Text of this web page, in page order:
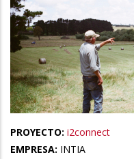
PROYECTO: i2connect
EMPRESA: INTIA